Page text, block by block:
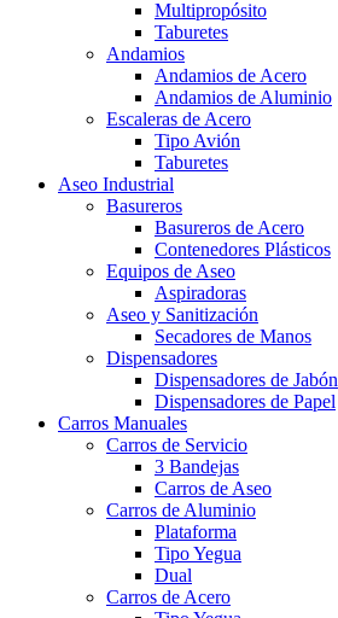
Multipropósito
Taburetes
Andamios
Andamios de Acero
Andamios de Aluminio
Escaleras de Acero
Tipo Avión
Taburetes
Aseo Industrial
Basureros
Basureros de Acero
Contenedores Plásticos
Equipos de Aseo
Aspiradoras
Aseo y Sanitización
Secadores de Manos
Dispensadores
Dispensadores de Jabón
Dispensadores de Papel
Carros Manuales
Carros de Servicio
3 Bandejas
Carros de Aseo
Carros de Aluminio
Plataforma
Tipo Yegua
Dual
Carros de Acero